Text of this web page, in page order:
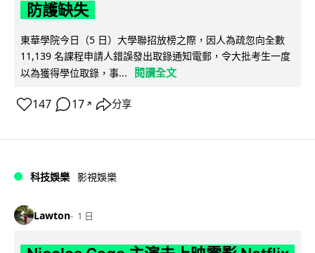
防護缺失
東華學院今日（5 日）大學聯招放榜之際，因人為疏忽向全數
11,139 名課程申請人錯誤發出取錄通知電郵，令大批考生一度
以為獲得學位取錄，事...
閱讀全文
147 17 ↗ 分享
科技娛樂 影視娛樂
Lawton 1 日